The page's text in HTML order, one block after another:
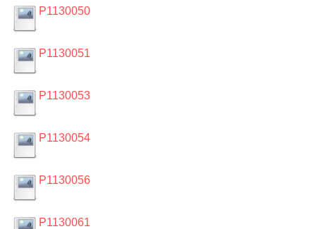
P1130050
P1130051
P1130053
P1130054
P1130056
P1130061